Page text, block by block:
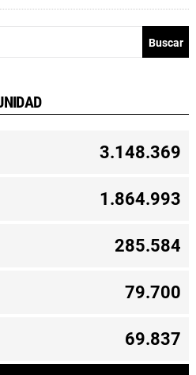
3.148.369
1.864.993
285.584
79.700
69.837